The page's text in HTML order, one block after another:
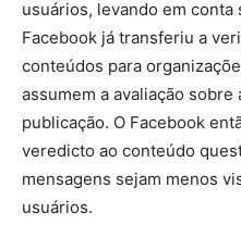
usuários, levando em
Facebook já transferiu a
conteúdos para
assumem a avaliação
publicação. O Facebook
veredicto ao conteúdo
mensagens sejam menos
usuários.